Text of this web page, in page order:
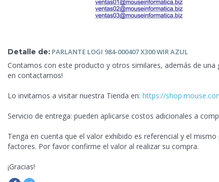
Detalle de: PARLANTE LOGI 984-000407 X300 WIR AZUL
Contamos con este producto y otros similares, además de una
en contactarnos!
Lo invitamos a visitar nuestra Tienda en: https://
Servicio de entrega: pueden aplicarse costos adicionales a
Tenga en cuenta que el valor exhibido es referencial y el
factores. Por favor confirme el valor al realizar su compra.
¡Gracias!